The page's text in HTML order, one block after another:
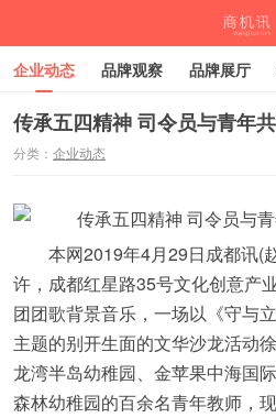
企业动态 品牌观察 品牌展厅
深度观察 伙伴计划
传承五四精神 司令员与青年
分类： 企业动态
本网2019年4月29日成都讯(
许，成都红星路35号文化创意产
团团歌背景音乐，一场以《守
主题的别开生面的文华沙龙活动
龙湾半岛幼稚园、金苹果中海国
森林幼稚园的百余名青年教师，